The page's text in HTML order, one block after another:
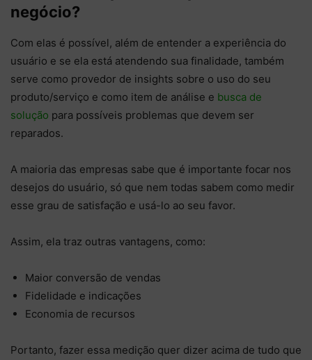
negócio?
Com elas é possível, além de entender a experiência do
usuário e se ela está atendendo sua finalidade, também
serve como provedor de insights sobre o uso do seu
produto/serviço e como item de análise e busca de
solução para possíveis problemas que devem ser
reparados.
A maioria das empresas sabe que é importante focar nos
desejos do usuário, só que nem todas sabem como medir
esse grau de satisfação e usá-lo ao seu favor.
Assim, ela traz outras vantagens, como:
Maior conversão de vendas
Fidelidade e indicações
Economia de recursos
Portanto, fazer essa medição quer dizer acima de tudo que